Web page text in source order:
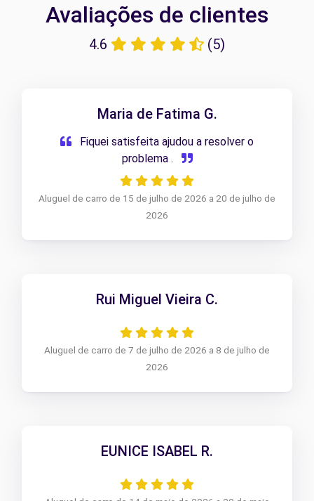
Avaliações de clientes
4.6 (5)
Maria de Fatima G.
Fiquei satisfeita ajudou a resolver o
problema .
Aluguel de carro de 15 de julho de 2026 a 20 de julho de
2026
Rui Miguel Vieira C.
Aluguel de carro de 7 de julho de 2026 a 8 de julho de
2026
EUNICE ISABEL R.